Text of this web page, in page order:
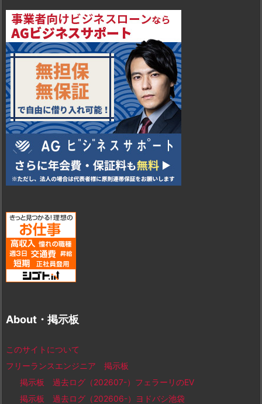
About・掲示板
このサイトについて
フリーランスエンジニア 掲示板
掲示板 過去ログ（202607-）フェラーリのEV
掲示板 過去ログ（202606-）ヨドバシ池袋